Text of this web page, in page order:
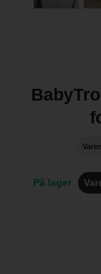
På lager